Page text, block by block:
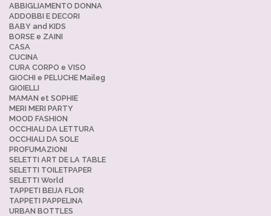
ABBIGLIAMENTO DONNA
ADDOBBI E DECORI
BABY and KIDS
BORSE e ZAINI
CASA
CUCINA
CURA CORPO e VISO
GIOCHI e PELUCHE Maileg
GIOIELLI
MAMAN et SOPHIE
MERI MERI PARTY
MOOD FASHION
OCCHIALI DA LETTURA
OCCHIALI DA SOLE
PROFUMAZIONI
SELETTI ART DE LA TABLE
SELETTI TOILETPAPER
SELETTI World
TAPPETI BEIJA FLOR
TAPPETI PAPPELINA
URBAN BOTTLES